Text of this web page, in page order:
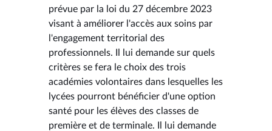
prévue par la loi du 27 décembre 2023
visant à améliorer l'accès aux soins par
l'engagement territorial des
professionnels. Il lui demande sur quels
critères se fera le choix des trois
académies volontaires dans lesquelles les
lycées pourront bénéficier d'une option
santé pour les élèves des classes de
première et de terminale. Il lui demande